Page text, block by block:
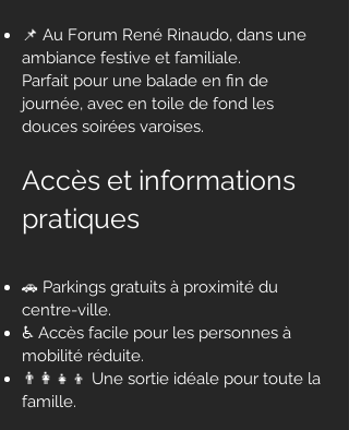
📌 Au Forum René Rinaudo, dans une
ambiance festive et familiale.
Parfait pour une balade en fin de
journée, avec en toile de fond les
douces soirées varoises.
Accès et informations
pratiques
🚗 Parkings gratuits à proximité du
centre-ville.
♿ Accès facile pour les personnes à
mobilité réduite.
👨‍👩‍👧‍👦 Une sortie idéale pour toute la
famille.